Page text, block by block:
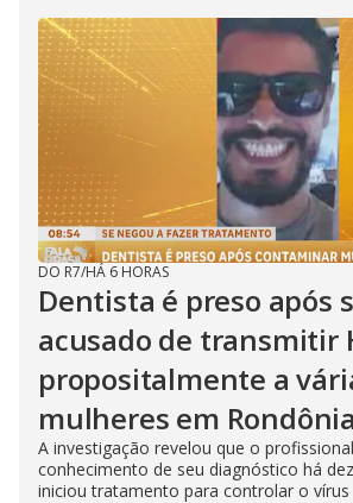
DO R7/HÁ 6 HORAS
Dentista é preso após
acusado de transmitir
propositalmente a
mulheres em Rondônia
A investigação revelou que o
conhecimento de seu diagnóstico há
iniciou tratamento para controlar o vírus